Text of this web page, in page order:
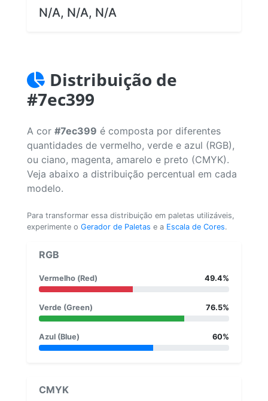
N/A, N/A, N/A
Distribuição de
#7ec399
A cor #7ec399 é composta por diferentes
quantidades de vermelho, verde e azul (RGB),
ou ciano, magenta, amarelo e preto (CMYK).
Veja abaixo a distribuição percentual em cada
modelo.
Para transformar essa distribuição em paletas utilizáveis,
experimente o Gerador de Paletas e a Escala de Cores.
RGB
Vermelho (Red) 49.4%
Verde (Green) 76.5%
Azul (Blue) 60%
CMYK